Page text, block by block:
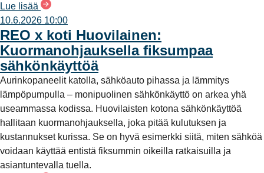
Lue lisää
10.6.2026 10:00
REO x koti Huovilainen:
Kuormanohjauksella fiksumpaa
sähkönkäyttöä
Aurinkopaneelit katolla, sähköauto pihassa ja lämmitys
lämpöpumpulla – monipuolinen sähkönkäyttö on arkea yhä
useammassa kodissa. Huovilaisten kotona sähkönkäyttöä
hallitaan kuormanohjauksella, joka pitää kulutuksen ja
kustannukset kurissa. Se on hyvä esimerkki siitä, miten sähköä
voidaan käyttää entistä fiksummin oikeilla ratkaisuilla ja
asiantuntevalla tuella.